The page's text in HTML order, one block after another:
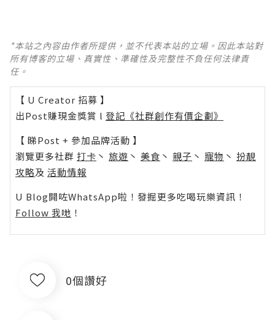
*本站之內容由作者所提供，並不代表本站的立場。因此本站對
所有博客的立場、真實性、準確性及完整性不負任何法律責
任。
【 U Creator 招募 】
出Post賺現金獎賞 l 登記《社群創作有價企劃》
【 睇Post + 參加品牌活動 】
瀏覽更多社群 打卡 丶 旅遊 丶 美食 丶 親子 丶 寵物 丶 扮靚
攻略及 活動情報
U Blog開咗WhatsApp啦！發掘更多吃喝玩樂資訊！
Follow 我哋 ！
0個讚好